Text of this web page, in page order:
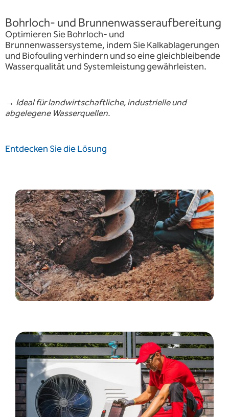
Bohrloch- und Brunnenwasseraufbereitung
Optimieren Sie Bohrloch- und
Brunnenwassersysteme, indem Sie Kalkablagerungen
und Biofouling verhindern und so eine gleichbleibende
Wasserqualität und Systemleistung gewährleisten.
→ Ideal für landwirtschaftliche, industrielle und
abgelegene Wasserquellen.
Entdecken Sie die Lösung